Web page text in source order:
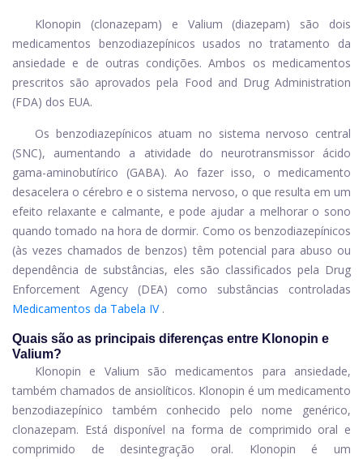
Klonopin (clonazepam) e Valium (diazepam) são dois
medicamentos benzodiazepínicos usados ​​no tratamento da
ansiedade e de outras condições. Ambos os medicamentos
prescritos são aprovados pela Food and Drug Administration
(FDA) dos EUA.
Os benzodiazepínicos atuam no sistema nervoso central
(SNC), aumentando a atividade do neurotransmissor ácido
gama-aminobutírico (GABA). Ao fazer isso, o medicamento
desacelera o cérebro e o sistema nervoso, o que resulta em um
efeito relaxante e calmante, e pode ajudar a melhorar o sono
quando tomado na hora de dormir. Como os benzodiazepínicos
(às vezes chamados de benzos) têm potencial para abuso ou
dependência de substâncias, eles são classificados pela Drug
Enforcement Agency (DEA) como substâncias controladas
Medicamentos da Tabela IV.
Quais são as principais diferenças entre Klonopin e
Valium?
Klonopin e Valium são medicamentos para ansiedade,
também chamados de ansiolíticos. Klonopin é um medicamento
benzodiazepínico também conhecido pelo nome genérico,
clonazepam. Está disponível na forma de comprimido oral e
comprimido de desintegração oral. Klonopin é um